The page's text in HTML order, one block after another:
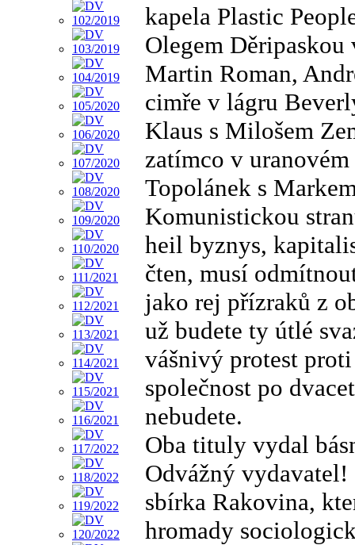
kapela Plastic
Olegem
Martin Roman,
cimře v lágru
Klaus s Milošem
zatímco v
Topolánek s
Komunistickou
heil byznys,
čten, musí
jako rej přízraků z
už budete ty útlé
vášnivý protest
společnost po
nebudete.
Oba tituly vydal
Odvážný
sbírka Rakovina,
hromady